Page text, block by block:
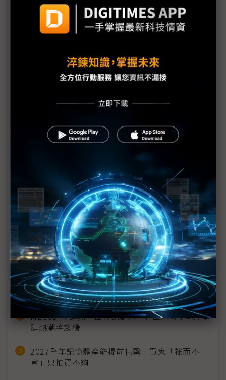
三星、小米接連反撲 讓蘋果iPhone 16黯然失色？
傳蘋果削減iPhone 16訂單 分析稱消費者對新機更
iPhone 16需求疲弱？ 童子賢：AI正發酵靜待換機
iPhone 16銷售不如預期 LGD恐難轉虧為盈
iPhone 16面臨銷量挑戰 中國市場祭出多項折扣
iPhone 16仍存3疑慮 市場保守看待全球銷量
iPhone開賣首日熱潮依舊 後續力看2個指標
近７天熱門報導
MLCC訂單過熱、出貨比創高 村田示警全球AI基
建熱潮將趨緩
2027全年記憶體產能提前售罄 買家「祕而不
宣」只怕買不夠